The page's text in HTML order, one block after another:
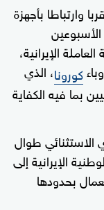
of
seconds
وارتباطا بأجهزة
الإيرانية،
كورونا، الذي
بما فيه الكفاية
طوال
الإيرانية إلى
بحدودها